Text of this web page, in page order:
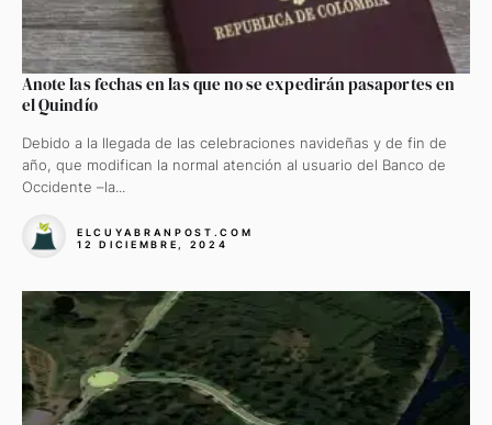
Anote las fechas en las que no se expedirán pasaportes en
el Quindío
Debido a la llegada de las celebraciones navideñas y de fin de
año, que modifican la normal atención al usuario del Banco de
Occidente –la...
ELCUYABRANPOST.COM
12 DICIEMBRE, 2024